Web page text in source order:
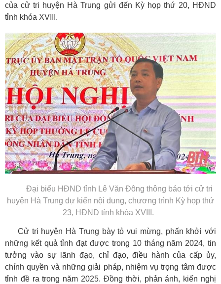
của cử tri huyện Hà Trung gửi đến Kỳ họp thứ 20, HĐND
tỉnh khóa XVIII.
Đại biểu HĐND tỉnh Lê Văn Đông thông báo tới cử tri
huyện Hà Trung dự kiến nội dung, chương trình Kỳ họp thứ
23, HĐND tỉnh khóa XVIII.
Cử tri huyện Hà Trung bày tỏ vui mừng, phấn khởi với
những kết quả tỉnh đạt được trong 10 tháng năm 2024, tin
tưởng vào sự lãnh đạo, chỉ đạo, điều hành của cấp ủy,
chính quyền và những giải pháp, nhiệm vụ trọng tâm được
tỉnh đề ra trong năm 2025. Đồng thời, phản ánh, kiến nghị